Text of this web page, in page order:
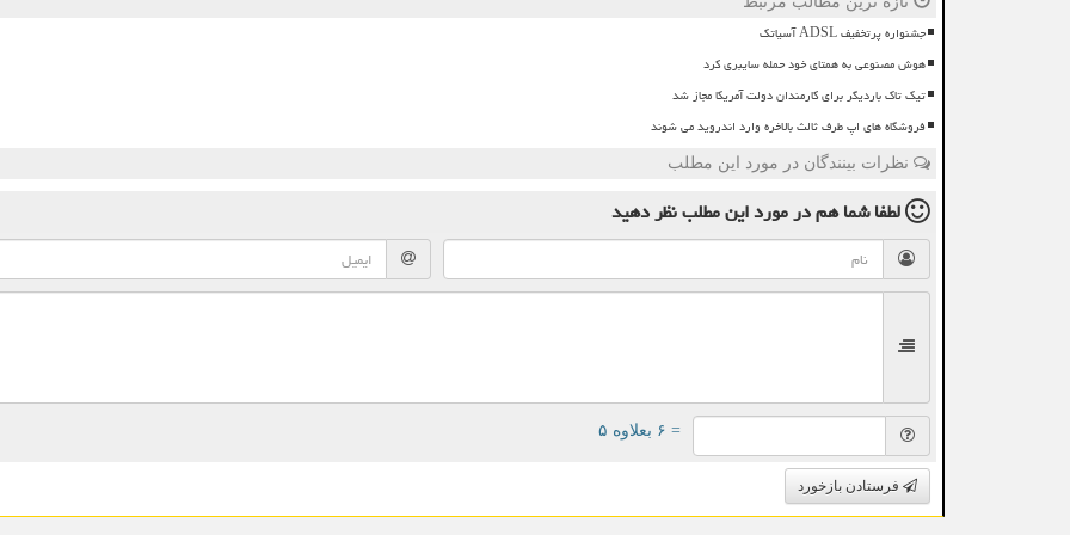
جشنواره پرتخفیف ADSL آسیاتک
هوش مصنوعی به همتای خود حمله سایبری کرد
تیک تاک باردیگر برای کارمندان دولت آمریکا مجاز شد
فروشگاه های اپ طرف ثالث بالاخره وارد اندروید می شوند
نظرات بینندگان در مورد این مطلب
لطفا شما همدر مورد این مطلبنظر دهید
= ۶ بعلاوه ۵
فرستادن بازخورد